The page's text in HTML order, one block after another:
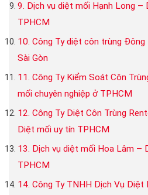
9. Dịch vụ diệt mối Hạnh Long –
TPHCM
10. Công Ty diệt côn trùng
Sài Gòn
11. Công Ty Kiểm Soát Côn
mối chuyên nghiệp ở TPHCM
12. Công Ty Diệt Côn Trùng
Diệt mối uy tín TPHCM
13. Dịch vụ diệt mối Hoa Lâm –
TPHCM
14. Công Ty TNHH Dịch Vụ Diệt